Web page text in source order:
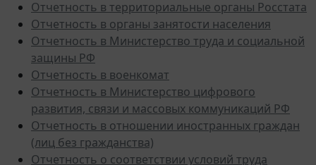
Отчетность в органы занятости населения
Отчетность в Министерство труда и социальной
защины РФ
Отчетность в военкомат
Отчетность в Министерство цифрового
развития, связи и массовых коммуникаций РФ
Отчетность в отношении иностранных граждан
(лиц без гражданства)
Отчетность о соответствии условий труда